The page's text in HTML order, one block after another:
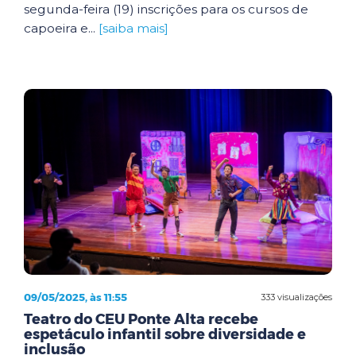
segunda-feira (19) inscrições para os cursos de
capoeira e... [saiba mais]
333 visualizações
09/05/2025, às 11:55
Teatro do CEU Ponte Alta recebe
espetáculo infantil sobre diversidade e
inclusão